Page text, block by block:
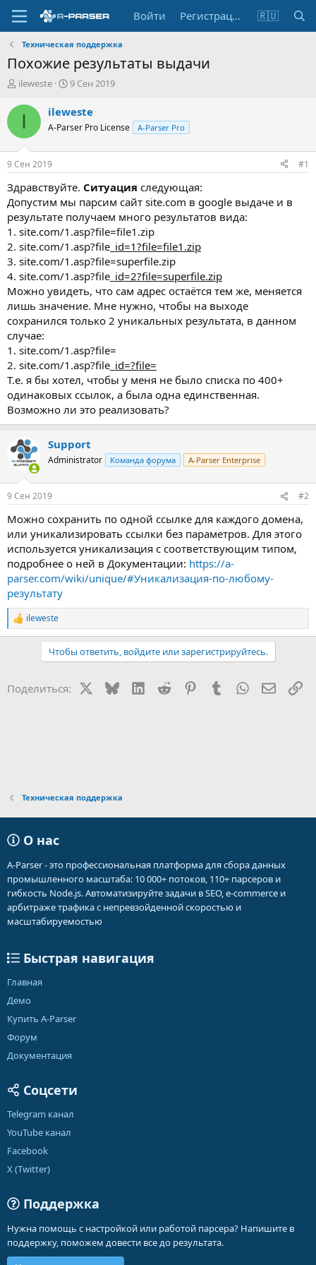
Войти Регистрация 🇷🇺
Техническая поддержка
Похожие результаты выдачи
А
т
т
е
м
ы
ileweste
Д
т
н
а
л
9 Сен 2019
I ileweste
A-Parser Pro License A-Parser Pro
9 Сен 2019 #1
Здравствуйте. Ситуация следующая:
Допустим мы парсим сайт site.com в google выдаче и в
результате получаем много результатов вида:
1. site.com/1.asp?file=file1.zip
2. site.com/1.asp?file_ id=1?file=file1.zip
3. site.com/1.asp?file=superfile.zip
4. site.com/1.asp?file_ id=2?file=superfile.zip
Можно увидеть, что сам адрес остаётся тем же, меняется
лишь значение. Мне нужно, чтобы на выходе
сохранился только 2 уникальных результата, в данном
случае:
1. site.com/1.asp?file=
2. site.com/1.asp?file_ id=?file=
Т.е. я бы хотел, чтобы у меня не было списка по 400+
одинаковых ссылок, а была одна единственная.
Возможно ли это реализовать?
Support
Administrator Команда форума A-Parser Enterprise
9 Сен 2019 #2
Можно сохранить по одной ссылке для каждого домена,
или уникализировать ссылки без параметров. Для этого
используется уникализация с соответствующим типом,
подробнее о ней в Документации: https://a-
parser.com/wiki/unique/#Уникализация-по-любому-
результату
Р
е
и
ileweste
Чтобы ответить, войдите или зарегистрируйтесь.
Поделиться: BlueskyLinkedIn
Reddit PinterestTumblr WhatsApp
Техническая поддержка
О нас
A-Parser - это профессиональная платформа для сбора данных
промышленного масштаба: 10 000+ потоков, 110+ парсеров и
гибкость Node.js. Автоматизируйте задачи в SEO, e-commerce и
арбитраже трафика с непревзойденной скоростью и
масштабируемостью
Быстрая навигация
Главная
Демо
Купить A-Parser
Форум
Документация
Соцсети
Telegram канал
YouTube канал
Facebook
X (Twitter)
Поддержка
Нужна помощь с настройкой или работой парсера? Напишите в
поддержку, поможем довести все до результата.